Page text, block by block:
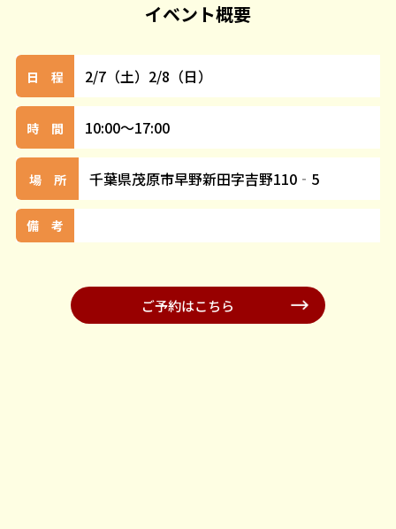
イベント概要
日 程 2/7（土）2/8（日）
時 間 10:00～17:00
場 所 千葉県茂原市早野新田字吉野110‐5
備 考
ご予約はこちら